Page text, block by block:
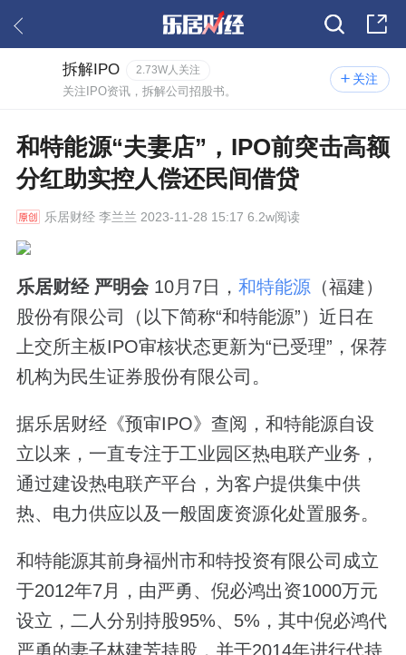
关注
拆解IPO 2.73W人关注
关注IPO资讯，拆解公司招股书。
和特能源“夫妻店”，IPO前突击高额
分红助实控人偿还民间借贷
乐居财经李兰兰 2023-11-28 15:17 6.2w阅读
乐居财经 严明会10月7日， 和特能源 （福建）
股份有限公司（以下简称“和特能源”）近日在
上交所主板IPO审核状态更新为“已受理”，保荐
机构为民生证券股份有限公司。
据乐居财经《预审IPO》查阅，和特能源自设
立以来，一直专注于工业园区热电联产业务，
通过建设热电联产平台，为客户提供集中供
热、电力供应以及一般固废资源化处置服务。
和特能源其前身福州市和特投资有限公司成立
于2012年7月，由严勇、倪必鸿出资1000万元
设立，二人分别持股95%、5%，其中倪必鸿代
严勇的妻子林建芳持股，并于2014年进行代持